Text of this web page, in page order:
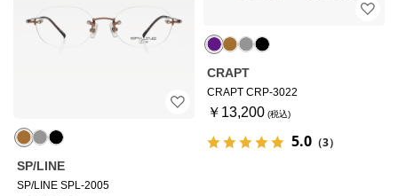
SP/LINE
SP/LINE SPL-2005
CRAPT
CRAPT CRP-3022
￥13,200
5.0 （3）